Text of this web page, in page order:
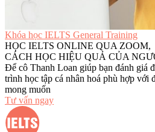
Khóa học IELTS General Training
HỌC IELTS ONLINE QUA ZOOM,
CÁCH HỌC HIỆU QUẢ CỦA
Để cô Thanh Loan giúp bạn đánh giá
trình học tập cá nhân hoá phù hợp với
mong muốn
Tư vấn ngay